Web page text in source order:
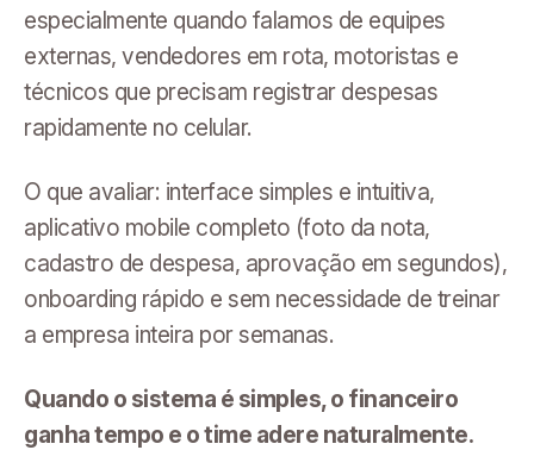
especialmente quando falamos de equipes
externas, vendedores em rota, motoristas e
técnicos que precisam registrar despesas
rapidamente no celular.
O que avaliar: interface simples e intuitiva,
aplicativo mobile completo (foto da nota,
cadastro de despesa, aprovação em segundos),
onboarding rápido e sem necessidade de treinar
a empresa inteira por semanas.
Quando o sistema é simples, o financeiro
ganha tempo e o time adere naturalmente.